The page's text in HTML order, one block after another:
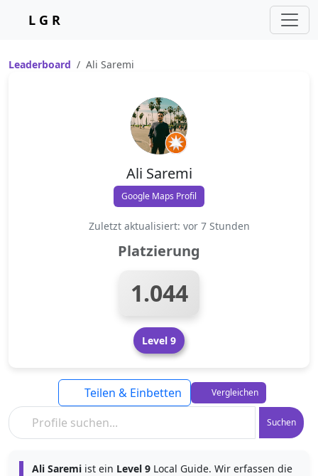
L G R
Leaderboard Ali Saremi
Ali Saremi
Google Maps Profil
Zuletzt aktualisiert: vor 7 Stunden
Platzierung
1.044
Level 9
Suchen
Teilen & Einbetten Vergleichen
Ali Saremi ist ein Level 9 Local Guide. Wir erfassen die